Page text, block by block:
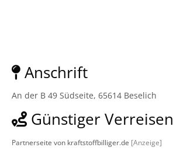
Anschrift
An der B 49 Südseite, 65614 Beselich
Günstiger Verreisen
Partnerseite von kraftstoffbilliger.de [Anzeige]